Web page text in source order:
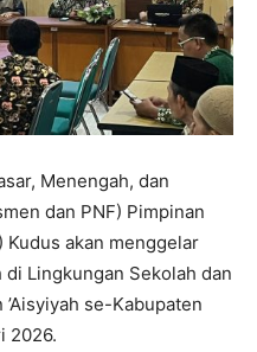
Menengah, dan
dan PNF) Pimpinan
Kudus akan menggelar
di Lingkungan Sekolah dan
se-Kabupaten
2026.